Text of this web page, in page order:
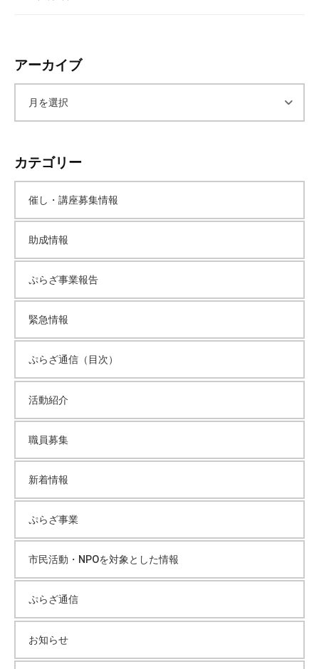
アーカイブ
カ
イ
ブ
カテゴリー
催し・講座募集情報
助成情報
ぷらざ事業報告
緊急情報
ぷらざ通信（目次）
活動紹介
職員募集
新着情報
ぷらざ事業
市民活動・NPOを対象とした情報
ぷらざ通信
お知らせ